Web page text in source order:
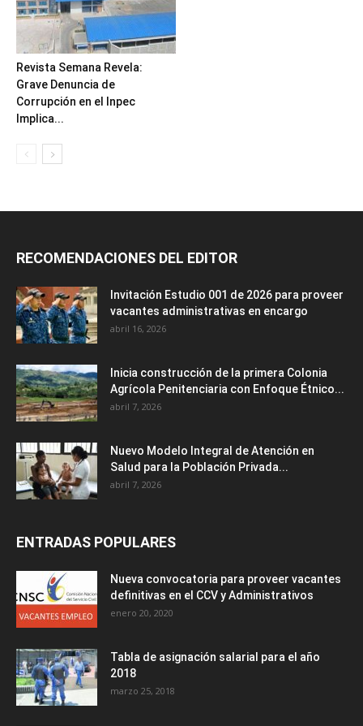
Revista Semana Revela:
Grave Denuncia de
Corrupción en el Inpec
Implica...
RECOMENDACIONES DEL EDITOR
Invitación Estudio 001 de 2026 para proveer
vacantes administrativas en encargo
abril 16, 2026
Inicia construcción de la primera Colonia
Agrícola Penitenciaria con Enfoque Étnico...
abril 7, 2026
Nuevo Modelo Integral de Atención en
Salud para la Población Privada...
abril 7, 2026
ENTRADAS POPULARES
Nueva convocatoria para proveer vacantes
definitivas en el CCV y Administrativos
enero 20, 2020
Tabla de asignación salarial para el año
2018
marzo 25, 2018